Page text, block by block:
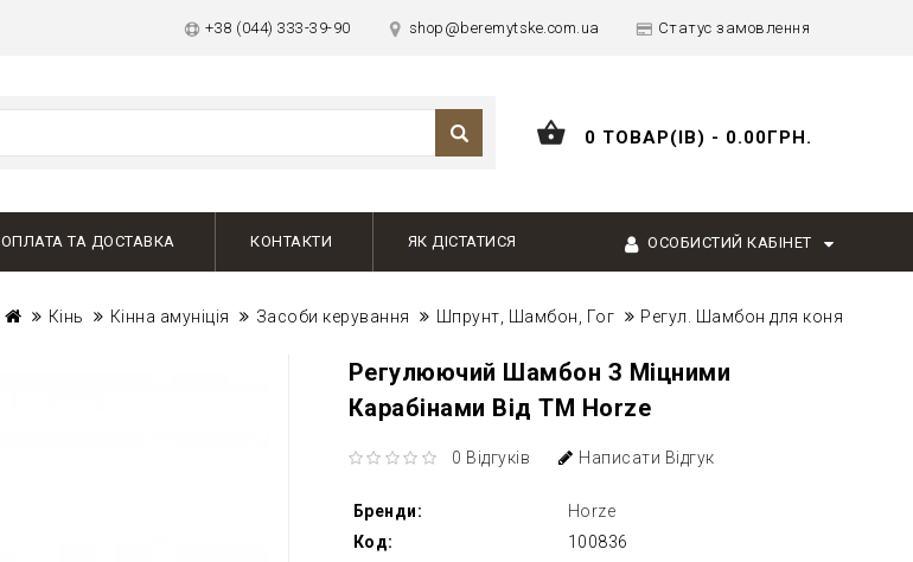
+38 (044) 333-39-90 shop@beremytske.com.ua Статус замовлення
0 ТОВАР(ІВ) - 0.00ГРН.
ОПЛАТА ТА ДОСТАВКА КОНТАКТИ ЯК ДІСТАТИСЯ ОСОБИСТИЙ КАБІНЕТ
Кінь Кінна амуніція Засоби керування Шпрунт, Шамбон, Гог Регул. Шамбон для коня
Регулюючий Шамбон З Міцними
Карабінами Від ТМ Horze
0 Відгуків Написати Відгук
Бренди:
Horze
Код:
100836